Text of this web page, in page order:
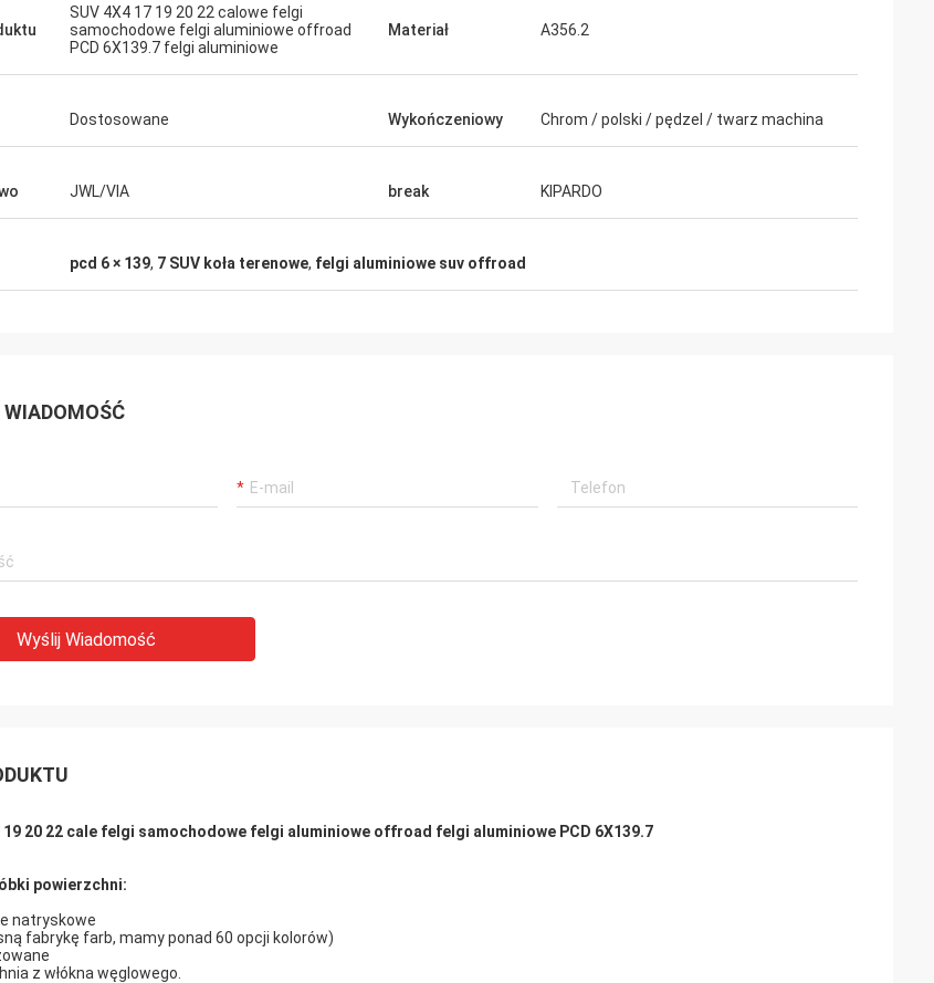
SUV 4X4 17 19 20 22 calowe felgi
samochodowe felgi aluminiowe offroad
PCD 6X139.7 felgi aluminiowe
Materiał A356.2
Dostosowane Wykończeniowy Chrom / polski / pędzel / twarz machina
JWL/VIA break KIPARDO
pcd 6 × 139, 7 SUV koła terenowe, felgi aluminiowe suv offroad
Wyślij Wiadomość
19 20 22 cale felgi samochodowe felgi aluminiowe offroad felgi aluminiowe PCD 6X139.7
powierzchni:
natryskowe
fabrykę farb, mamy ponad 60 opcji kolorów)
z włókna węglowego.